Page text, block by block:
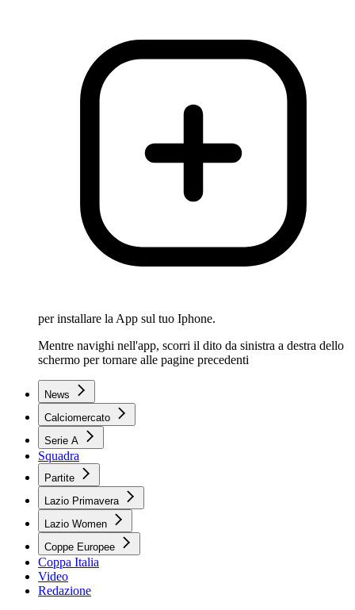
per installare la App sul tuo Iphone.
Mentre navighi nell'app, scorri il dito da sinistra a destra dello
schermo per tornare alle pagine precedenti
News
Calciomercato
Serie A
Squadra
Partite
Lazio Primavera
Lazio Women
Coppe Europee
Coppa Italia
Video
Redazione